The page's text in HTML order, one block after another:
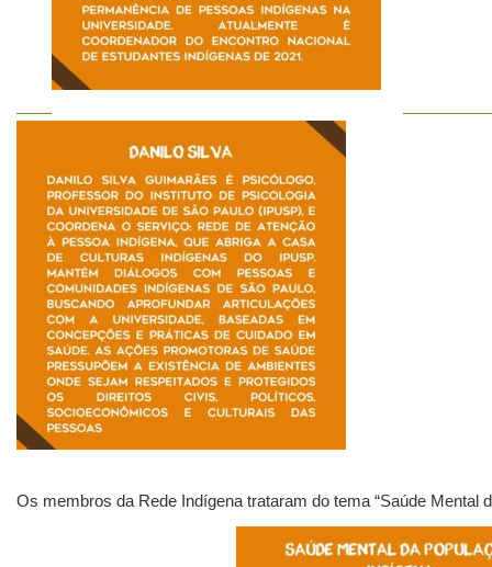
Os membros da Rede Indígena trataram do tema “Saúde Mental